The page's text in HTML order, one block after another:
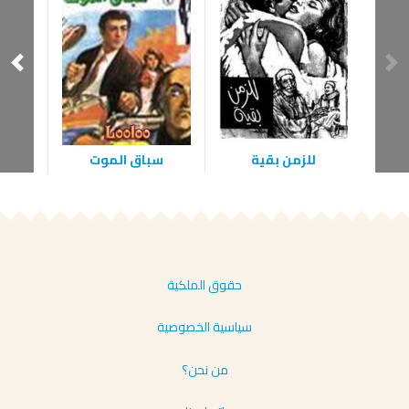
للزمن بقية سباق الموت
حقوق الملكية
سياسية الخصوصية
من نحن؟